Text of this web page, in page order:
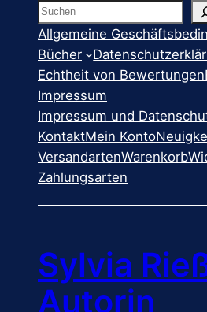
Suchen
Allgemeine
Bücher
Echtheit von Bewertungen
Impressum
Impressum und
KontaktMein Konto
VersandartenWarenkorb
Zahlungsarten
Sylvia
Autorin